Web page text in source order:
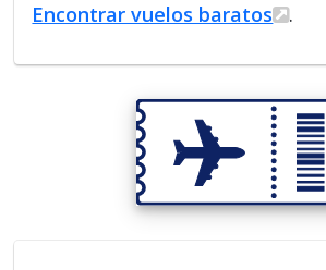
Encontrar vuelos baratos
.